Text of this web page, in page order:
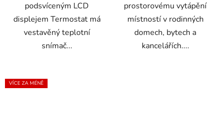
podsvíceným LCD
displejem Termostat má
vestavěný teplotní
snímač...
prostorovému vytápění
místností v rodinných
domech, bytech a
kancelářích....
VÍCE ZA MÉNĚ